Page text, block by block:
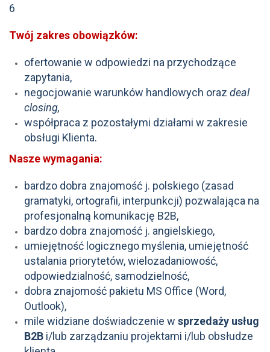
6
Twój zakres obowiązków:
ofertowanie w odpowiedzi na przychodzące
zapytania,
negocjowanie warunków handlowych oraz deal
closing,
współpraca z pozostałymi działami w zakresie
obsługi Klienta.
Nasze wymagania:
bardzo dobra znajomość j. polskiego (zasad
gramatyki, ortografii, interpunkcji) pozwalająca na
profesjonalną komunikację B2B,
bardzo dobra znajomość j. angielskiego,
umiejętność logicznego myślenia, umiejętność
ustalania priorytetów, wielozadaniowość,
odpowiedzialność, samodzielność,
dobra znajomość pakietu MS Office (Word,
Outlook),
mile widziane doświadczenie w sprzedaży usług
B2B i/lub zarządzaniu projektami i/lub obsłudze